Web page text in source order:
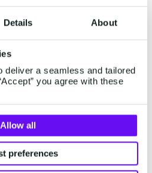
Details About
deliver a seamless and tailored
you agree with these
Allow all
preferences
bene. L'ideale è che
venga messo in
a raggiungere questo
passi da
la tua clientela
di riferimento e non
Segmentate il
i messaggi per